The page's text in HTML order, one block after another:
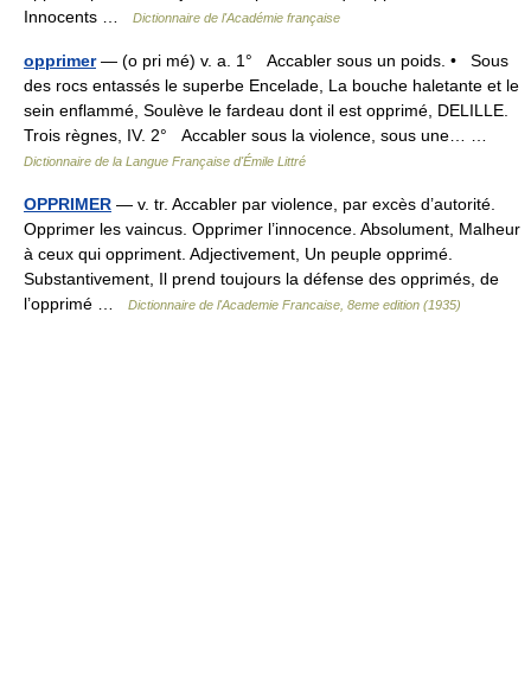
Innocents …
Dictionnaire de l'Académie française
opprimer— (o pri mé) v. a. 1° Accabler sous un poids. • Sous
des rocs entassés le superbe Encelade, La bouche haletante et le
sein enflammé, Soulève le fardeau dont il est opprimé, DELILLE.
Trois règnes, IV. 2° Accabler sous la violence, sous une… …
Dictionnaire de la Langue Française d'Émile Littré
OPPRIMER — v. tr. Accabler par violence, par excès d’autorité.
Opprimer les vaincus. Opprimer l’innocence. Absolument, Malheur
à ceux qui oppriment. Adjectivement, Un peuple opprimé.
Substantivement, Il prend toujours la défense des opprimés, de
l’opprimé …
Dictionnaire de l'Academie Francaise, 8eme edition (1935)